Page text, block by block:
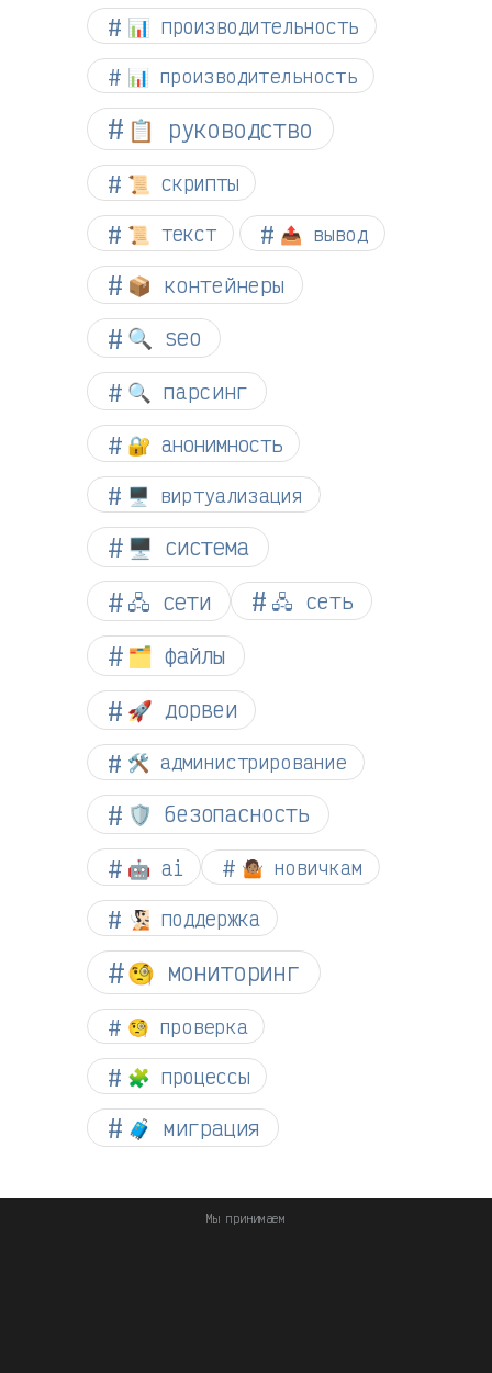
📊 производительность
📊 производительность
📋 руководство
📜 скрипты
📜 текст 📤 вывод
📦 контейнеры
🔍 seo
🔍 парсинг
🔐 анонимность
🖥️ виртуализация
🖥️ система
🖧 сети
🖧 сеть
🗂️ файлы
🚀 дорвеи
🛠️ администрирование
🛡️ безопасность
🤖 ai 🤷🏽 новичкам
🧏🏻 поддержка
🧐 мониторинг
🧐 проверка
🧩 процессы
🧳 миграция
Мы принимаем